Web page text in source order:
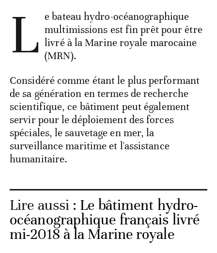
L e bateau hydro-océanographique
multimissions est fin prêt pour être
livré à la Marine royale marocaine
(MRN).
Considéré comme étant le plus performant
de sa génération en termes de recherche
scientifique, ce bâtiment peut également
servir pour le déploiement des forces
spéciales, le sauvetage en mer, la
surveillance maritime et l'assistance
humanitaire.
Lire aussi : Le bâtiment hydro-
océanographique français livré
mi-2018 à la Marine royale